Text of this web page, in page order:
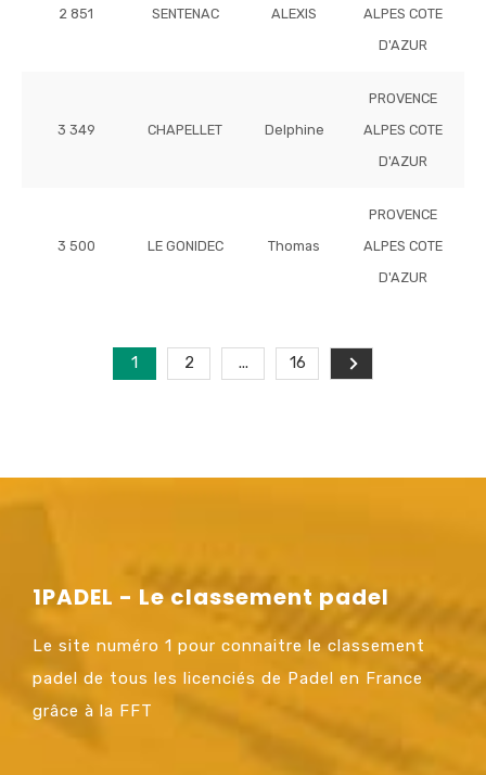
2 851 SENTENAC ALEXIS
ALPES COTE
D'AZUR
3 349 CHAPELLET Delphine
PROVENCE
ALPES COTE
D'AZUR
3 500 LE GONIDEC Thomas
PROVENCE
ALPES COTE
D'AZUR
1 2 ... 16
1PADEL - Le classement padel
Le site numéro 1 pour connaitre le classement
padel de tous les licenciés de Padel en France
grâce à la FFT